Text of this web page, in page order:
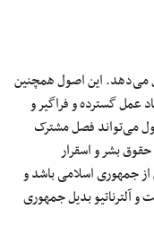
می‌دهد. این اصول همچنین
عمل گسترده و فراگیر و
می‌تواند فصل مشترک
بشر و اسقرار
از جمهوری اسلامی باشد و
و آلترناتیو بدیل جمهوری